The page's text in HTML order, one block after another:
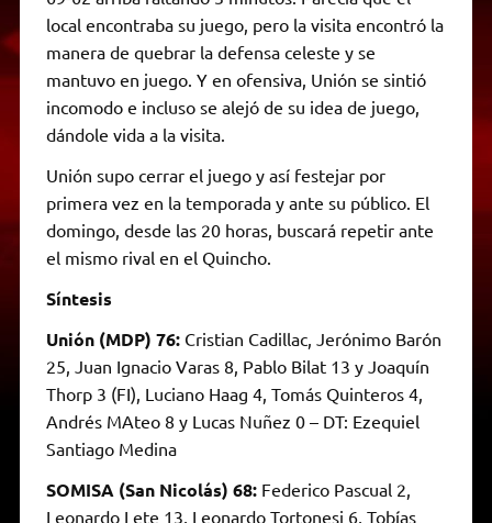
local encontraba su juego, pero la visita encontró la
manera de quebrar la defensa celeste y se
mantuvo en juego. Y en ofensiva, Unión se sintió
incomodo e incluso se alejó de su idea de juego,
dándole vida a la visita.
Unión supo cerrar el juego y así festejar por
primera vez en la temporada y ante su público. El
domingo, desde las 20 horas, buscará repetir ante
el mismo rival en el Quincho.
Síntesis
Unión (MDP) 76:Cristian Cadillac, Jerónimo Barón
25, Juan Ignacio Varas 8, Pablo Bilat 13 y Joaquín
Thorp 3 (FI), Luciano Haag 4, Tomás Quinteros 4,
Andrés MAteo 8 y Lucas Nuñez 0 – DT: Ezequiel
Santiago Medina
SOMISA (San Nicolás) 68:Federico Pascual 2,
Leonardo Lete 13, Leonardo Tortonesi 6, Tobías